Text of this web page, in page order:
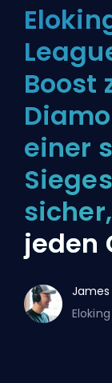
Boost
einer
jeden
James